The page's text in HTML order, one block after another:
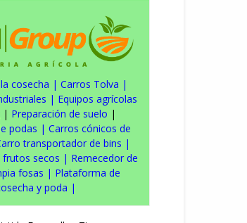
cosecha | Carros Tolva |
| Equipos agrícolas
| Preparación de suelo |
podas | Carros cónicos de
transportador de bins |
frutos secos | Remecedor de
fosas | Plataforma de
y poda |